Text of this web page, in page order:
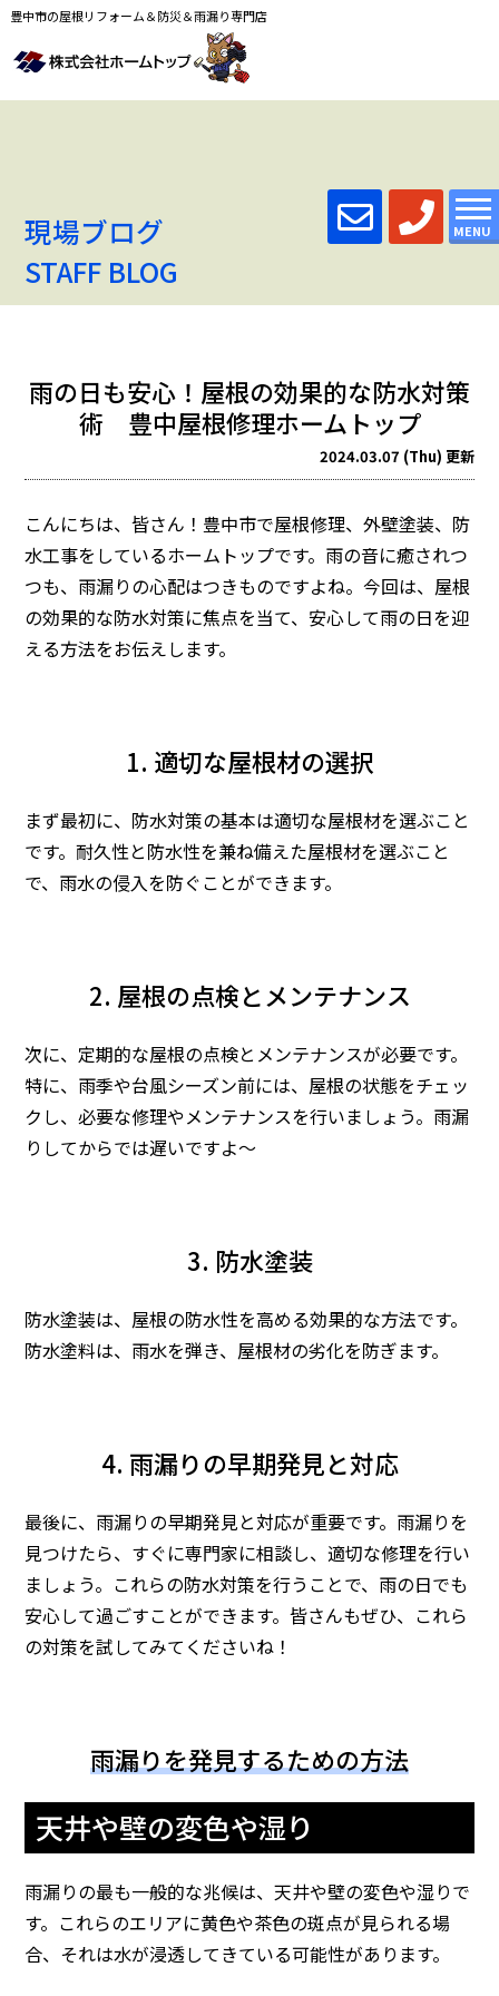
豊中市の屋根リフォーム＆防災＆雨漏り専門店
MENU
現場ブログ
STAFF BLOG
雨の日も安心！屋根の効果的な防水対策
術 豊中屋根修理ホームトップ
2024.03.07 (Thu) 更新
こんにちは、皆さん！ 豊中市で屋根修理、外壁塗装、防
水工事をしているホームトップです。 雨の音に癒されつ
つも、雨漏りの心配はつきものですよね。今回は、屋根
の効果的な防水対策に焦点を当て、安心して雨の日を迎
える方法をお伝えします。
1. 適切な屋根材の選択
まず最初に、防水対策の基本は適切な屋根材を選ぶこと
です。耐久性と防水性を兼ね備えた屋根材を選ぶこと
で、雨水の侵入を防ぐことができます。
2. 屋根の点検とメンテナンス
次に、定期的な屋根の点検とメンテナンスが必要です。
特に、雨季や台風シーズン前には、屋根の状態をチェッ
クし、必要な修理やメンテナンスを行いましょう。雨漏
りしてからでは遅いですよ～
3. 防水塗装
防水塗装は、屋根の防水性を高める効果的な方法です。
防水塗料は、雨水を弾き、屋根材の劣化を防ぎます。
4. 雨漏りの早期発見と対応
最後に、雨漏りの早期発見と対応が重要です。雨漏りを
見つけたら、すぐに専門家に相談し、適切な修理を行い
ましょう。これらの防水対策を行うことで、雨の日でも
安心して過ごすことができます。皆さんもぜひ、これら
の対策を試してみてくださいね！
雨漏りを発見するための方法
天井や壁の変色や湿り
雨漏りの最も一般的な兆候は、天井や壁の変色や湿りで
す。これらのエリアに黄色や茶色の斑点が見られる場
合、それは水が浸透してきている可能性があります。